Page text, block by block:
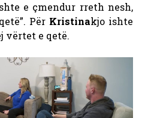
e çmendur rreth nesh,
Për Kristinakjo ishte
vërtet e qetë.